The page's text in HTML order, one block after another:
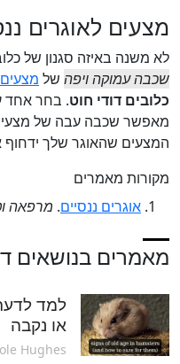
מצעים לאוגרים
לא משנה באיזה סגנון של
שכבה עמוקה ויפה של
כלובים דודי חוט. בחר אחד
מאפשר שכבה עבה של
המצעים שהאוגר שלך ידחוף
מקורות מאמרים
אוגרים ננסיים. מרפאה
מאמרים בנושאים
למד
או נקבה
Hughes